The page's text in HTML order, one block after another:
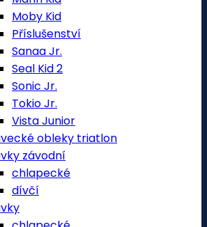
Moby Kid
Příslušenství
Sanaa Jr.
Seal Kid 2
Sonic Jr.
Tokio Jr.
Vista Junior
obleky triatlon
závodní
chlapecké
dívčí